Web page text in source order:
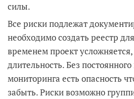
силы.
Все риски подлежат
необходимо создать реестр
временем проект
длительность. Без
мониторинга есть опасность
забыть. Риски возможно